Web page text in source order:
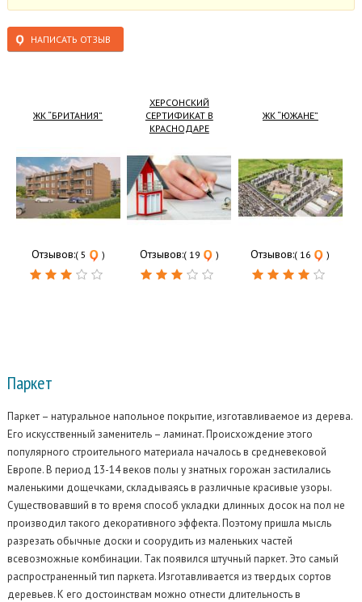
НАПИСАТЬ ОТЗЫВ
ЖК “БРИТАНИЯ”
Отзывов:( 5 )
ХЕРСОНСКИЙ
СЕРТИФИКАТ В
КРАСНОДАРЕ
Отзывов:( 19 )
ЖК “ЮЖАНЕ”
Отзывов:( 16 )
Паркет
Паркет – натуральное напольное покрытие, изготавливаемое из дерева.
Его искусственный заменитель – ламинат. Происхождение этого
популярного строительного материала началось в средневековой
Европе. В период 13-14 веков полы у знатных горожан застилались
маленькими дощечками, складываясь в различные красивые узоры.
Существовавший в то время способ укладки длинных досок на пол не
производил такого декоративного эффекта. Поэтому пришла мысль
разрезать обычные доски и соорудить из маленьких частей
всевозможные комбинации. Так появился штучный паркет. Это самый
распространенный тип паркета. Изготавливается из твердых сортов
деревьев. К его достоинствам можно отнести длительность в